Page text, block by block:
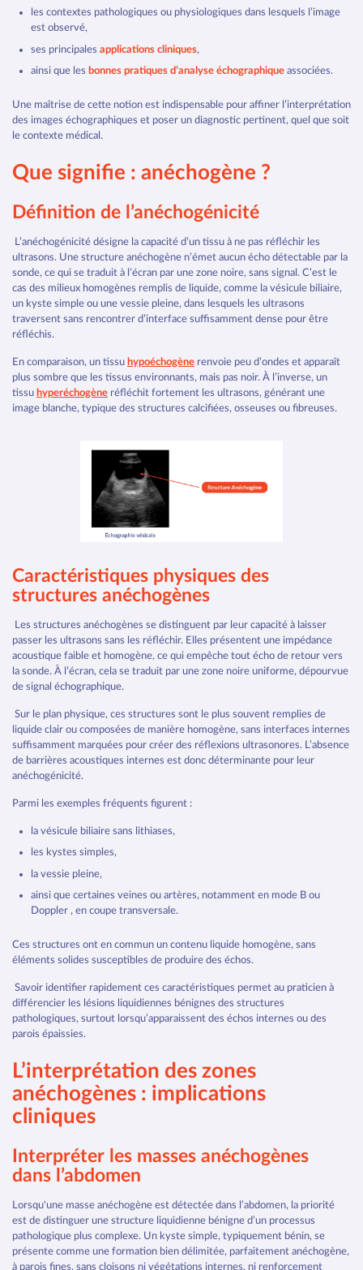
les contextes pathologiques ou physiologiques dans lesquels l’image
est observé,
ses principales applications cliniques,
ainsi que les bonnes pratiques d’analyse échographiqueassociées.
Une maîtrise de cette notion est indispensable pour affiner l’interprétation
des images échographiques et poser un diagnostic pertinent, quel que soit
le contexte médical.
Que signifie : anéchogène ?
Définition de l’anéchogénicité
L’anéchogénicité désigne la capacité d’un tissu à ne pas réfléchir les
ultrasons. Une structure anéchogène n’émet aucun écho détectable par la
sonde, ce qui se traduit à l’écran par une zone noire, sans signal. C’est le
cas des milieux homogènes remplis de liquide, comme la vésicule biliaire,
un kyste simple ou une vessie pleine, dans lesquels les ultrasons
traversent sans rencontrer d’interface suffisamment dense pour être
réfléchis.
En comparaison, un tissu hypoéchogène renvoie peu d’ondes et apparaît
plus sombre que les tissus environnants, mais pas noir. À l’inverse, un
tissu hyperéchogène réfléchit fortement les ultrasons, générant une
image blanche, typique des structures calcifiées, osseuses ou fibreuses.
Caractéristiques physiques des
structures anéchogènes
Les structures anéchogènes se distinguent par leur capacité à laisser
passer les ultrasons sans les réfléchir. Elles présentent une impédance
acoustique faible et homogène, ce qui empêche tout écho de retour vers
la sonde. À l’écran, cela se traduit par une zone noire uniforme, dépourvue
de signal échographique.
Sur le plan physique, ces structures sont le plus souvent remplies de
liquide clair ou composées de manière homogène, sans interfaces internes
suffisamment marquées pour créer des réflexions ultrasonores. L’absence
de barrières acoustiques internes est donc déterminante pour leur
anéchogénicité.
Parmi les exemples fréquents figurent :
la vésicule biliaire sans lithiases,
les kystes simples,
la vessie pleine,
ainsi que certaines veines ou artères, notamment en mode B ou
Doppler , en coupe transversale.
Ces structures ont en commun un contenu liquide homogène, sans
éléments solides susceptibles de produire des échos.
Savoir identifier rapidement ces caractéristiques permet au praticien à
différencier les lésions liquidiennes bénignes des structures
pathologiques, surtout lorsqu’apparaissent des échos internes ou des
parois épaissies.
L’interprétation des zones
anéchogènes : implications
cliniques
Interpréter les masses anéchogènes
dans l’abdomen
Lorsqu'une masse anéchogène est détectée dans l’abdomen, la priorité
est de distinguer une structure liquidienne bénigne d’un processus
pathologique plus complexe. Un kyste simple, typiquement bénin, se
présente comme une formation bien délimitée, parfaitement anéchogène,
à parois fines, sans cloisons ni végétations internes, ni renforcement